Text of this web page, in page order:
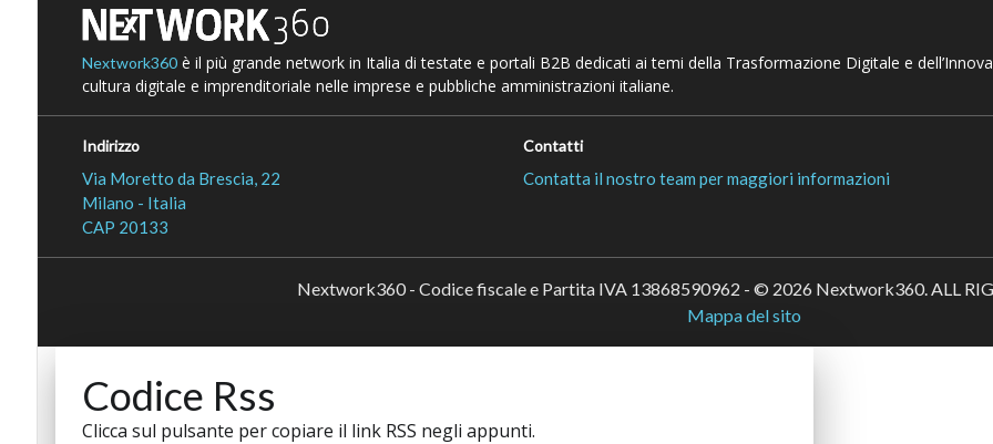
Nextwork360è il più grande network in Italia di testate e portali B2B dedicati ai temi della Trasformazione Digitale e
cultura digitale e imprenditoriale nelle imprese e pubbliche amministrazioni italiane.
Indirizzo
Via Moretto da Brescia, 22
Milano - Italia
CAP 20133
Contatti
Contatta il nostro team per maggiori informazioni
Nextwork360 - Codice fiscale e Partita IVA 13868590962 - © 2026 Nextwork360. ALL
Mappa del sito
Codice Rss
Clicca sul pulsante per copiare il link RSS negli appunti.